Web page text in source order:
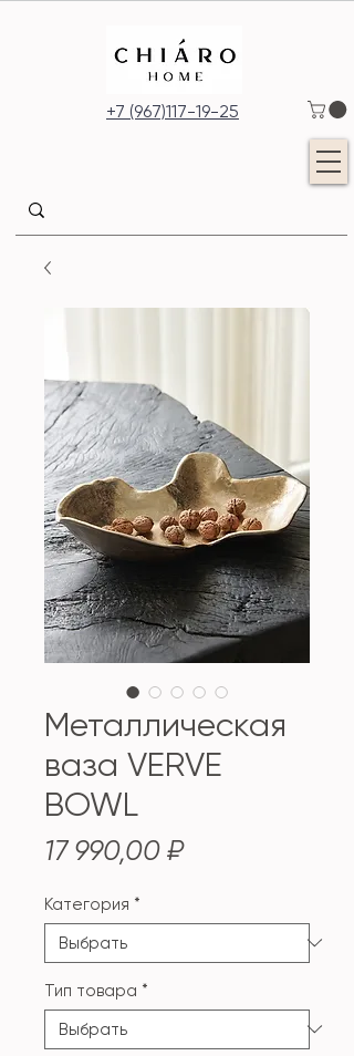
+7 (967)117-19-25
Металлическая
ваза VERVE
BOWL
17 990,00 ₽Цена
Категория *
Тип товара *